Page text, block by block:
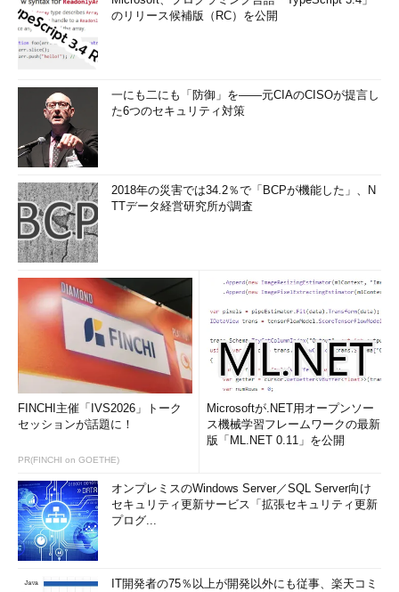
のリリース候補版（RC）を公開
一にも二にも「防御」を――元CIAのCISOが提言し
た6つのセキュリティ対策
2018年の災害では34.2％で「BCPが機能した」、N
TTデータ経営研究所が調査
FINCHI主催「IVS2026」トーク
セッションが話題に！
PR(FINCHI on GOETHE)
Microsoftが.NET用オープンソー
ス機械学習フレームワークの最新
版「ML.NET 0.11」を公開
オンプレミスのWindows Server／SQL Server向け
セキュリティ更新サービス「拡張セキュリティ更新
プログ...
IT開発者の75％以上が開発以外にも従事、楽天コミ